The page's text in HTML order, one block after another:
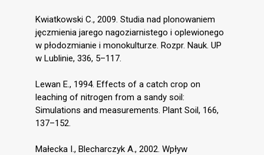
Kwiatkowski C., 2009. Studia nad plonowaniem
jęczmienia jarego nagoziarnistego i oplewionego
w płodozmianie i monokulturze. Rozpr. Nauk. UP
w Lublinie, 336, 5–117.
Lewan E., 1994. Effects of a catch crop on
leaching of nitrogen from a sandy soil:
Simulations and measurements. Plant Soil, 166,
137–152.
Małecka I., Blecharczyk A., 2002. Wpływ